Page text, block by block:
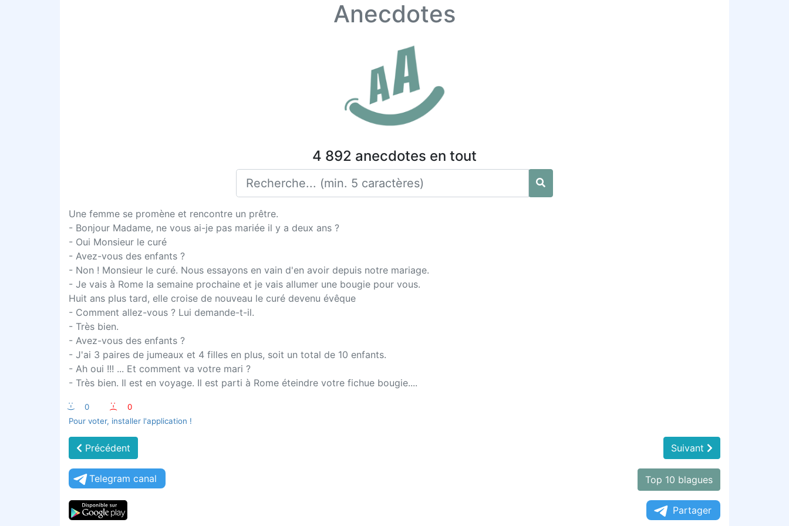
Anecdotes
4 892 anecdotes en tout
Une femme se promène et rencontre un prêtre.
- Bonjour Madame, ne vous ai-je pas mariée il y a deux ans ?
- Oui Monsieur le curé
- Avez-vous des enfants ?
- Non ! Monsieur le curé. Nous essayons en vain d'en avoir depuis notre mariage.
- Je vais à Rome la semaine prochaine et je vais allumer une bougie pour vous.
Huit ans plus tard, elle croise de nouveau le curé devenu évêque
- Comment allez-vous ? Lui demande-t-il.
- Très bien.
- Avez-vous des enfants ?
- J'ai 3 paires de jumeaux et 4 filles en plus, soit un total de 10 enfants.
- Ah oui !!! ... Et comment va votre mari ?
- Très bien. Il est en voyage. Il est parti à Rome éteindre votre fichue bougie....
:-) 0 :-(
0
Pour voter, installer l'application !
Précédent Suivant
Telegram canal Top 10 blagues
Partager